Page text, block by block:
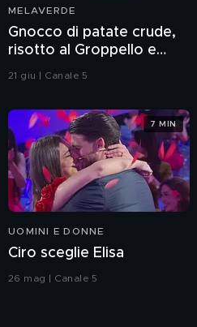
MELAVERDE
Gnocco di patate crude,
risotto al Groppello e
carne salada
21 giu | Canale 5
UOMINI E DONNE
Ciro sceglie Elisa
26 mag | Canale 5
7 MIN